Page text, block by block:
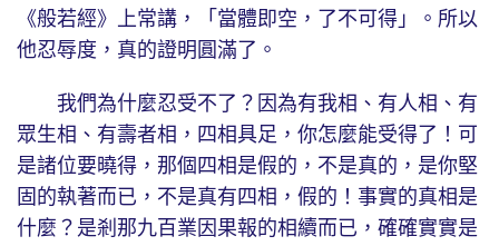
《般若經》上常講，「當體即空，了不可得」。所以
他忍辱度，真的證明圓滿了。
我們為什麼忍受不了？因為有我相、有人相、有
眾生相、有壽者相，四相具足，你怎麼能受得了！可
是諸位要曉得，那個四相是假的，不是真的，是你堅
固的執著而已，不是真有四相，假的！事實的真相是
什麼？是剎那九百業因果報的相續而已，確確實實是